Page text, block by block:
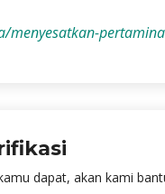
menyesatkan-
dapat, akan kami